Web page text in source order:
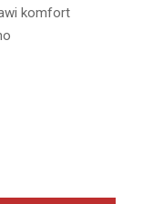
komfort